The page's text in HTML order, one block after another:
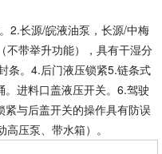
2.长源/皖液油泵，长源/中梅
不带举升功能），具有干湿分
条。4.后门液压锁紧5.链条式
进料口盖液压开关。6.驾驶
紧与后盖开关的操作具有防误
压泵、带水箱）。